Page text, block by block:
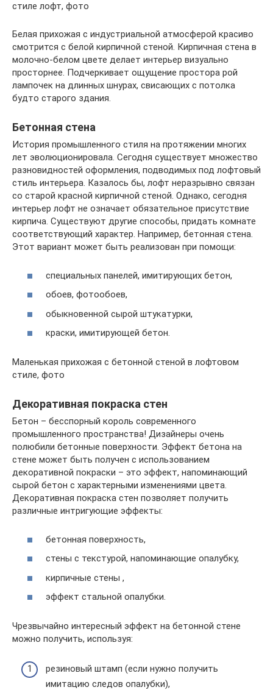
стиле лофт, фото
Белая прихожая с индустриальной атмосферой красиво
смотрится с белой кирпичной стеной. Кирпичная стена в
молочно-белом цвете делает интерьер визуально
просторнее. Подчеркивает ощущение простора рой
лампочек на длинных шнурах, свисающих с потолка
будто старого здания.
Бетонная стена
История промышленного стиля на протяжении многих
лет эволюционировала. Сегодня существует множество
разновидностей оформления, подводимых под лофтовый
стиль интерьера. Казалось бы, лофт неразрывно связан
со старой красной кирпичной стеной. Однако, сегодня
интерьер лофт не означает обязательное присутствие
кирпича. Существуют другие способы, придать комнате
соответствующий характер. Например, бетонная стена.
Этот вариант может быть реализован при помощи:
специальных панелей, имитирующих бетон,
обоев, фотообоев,
обыкновенной сырой штукатурки,
краски, имитирующей бетон.
Маленькая прихожая с бетонной стеной в лофтовом
стиле, фото
Декоративная покраска стен
Бетон – бесспорный король современного
промышленного пространства! Дизайнеры очень
полюбили бетонные поверхности. Эффект бетона на
стене может быть получен с использованием
декоративной покраски – это эффект, напоминающий
сырой бетон с характерными изменениями цвета.
Декоративная покраска стен позволяет получить
различные интригующие эффекты:
бетонная поверхность,
стены с текстурой, напоминающие опалубку,
кирпичные стены ,
эффект стальной опалубки.
Чрезвычайно интересный эффект на бетонной стене
можно получить, используя:
резиновый штамп (если нужно получить
имитацию следов опалубки),